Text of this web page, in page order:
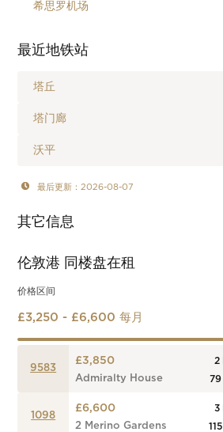
希思罗机场
最近地铁站
塔丘
塔门廊
沃平
最后更新：2026-08-07
其它信息
伦敦港 同楼盘在租
价格区间
£3,250 - £6,600 每月
9583
£3,850
Admiralty House
2
79
1098
£6,600
2 Merino Gardens
3
115